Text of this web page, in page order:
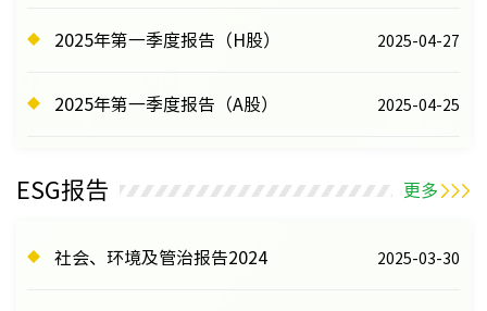
2025年第一季度报告（H股） 2025-04-27
2025年第一季度报告（A股） 2025-04-25
ESG报告 更多
社会、环境及管治报告2024 2025-03-30